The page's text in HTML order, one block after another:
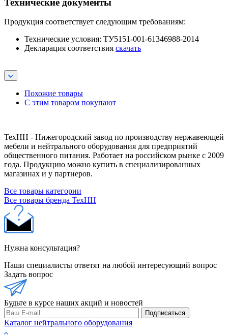
Технические документы
Продукция соответствует следующим требованиям:
Технические условия: ТУ5151-001-61346988-2014
Декларация соответствия скачать
Похожие товары
С этим товаром покупают
ТехНН - Нижегородский завод по производству нержавеющей
мебели и нейтрального оборудования для предприятий
общественного питания. Работает на российском рынке с 2009
года. Продукцию можно купить в специализированных
магазинах и у партнеров.
Все товары категории
Все товары бренда ТехНН
Нужна консультация?
Наши специалисты ответят на любой интересующий вопрос
Задать вопрос
Будьте в курсе наших акций и новостей
Подписаться
Каталог нейтрального оборудования